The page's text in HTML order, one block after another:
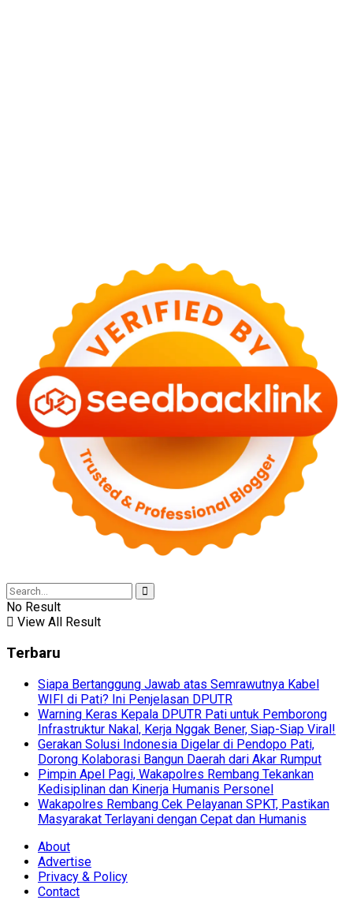
No Result
View All Result
Terbaru
Siapa Bertanggung Jawab atas Semrawutnya Kabel
WIFI di Pati? Ini Penjelasan DPUTR
Warning Keras Kepala DPUTR Pati untuk Pemborong
Infrastruktur Nakal, Kerja Nggak Bener, Siap-Siap Viral!
Gerakan Solusi Indonesia Digelar di Pendopo Pati,
Dorong Kolaborasi Bangun Daerah dari Akar Rumput
Pimpin Apel Pagi, Wakapolres Rembang Tekankan
Kedisiplinan dan Kinerja Humanis Personel
Wakapolres Rembang Cek Pelayanan SPKT, Pastikan
Masyarakat Terlayani dengan Cepat dan Humanis
About
Advertise
Privacy & Policy
Contact